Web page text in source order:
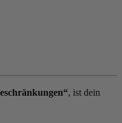
, ist dein